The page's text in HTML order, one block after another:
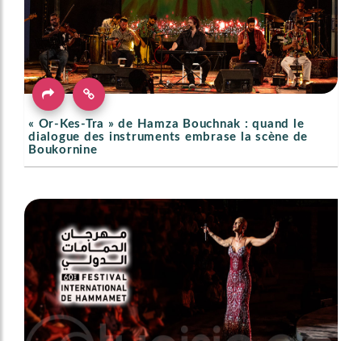
« Or-Kes-Tra » de Hamza Bouchnak : quand le
dialogue des instruments embrase la scène de
Boukornine